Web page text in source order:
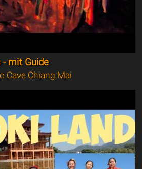
- mit Guide
Cave Chiang Mai